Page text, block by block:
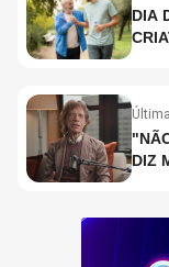
DIA DOS
DIZ